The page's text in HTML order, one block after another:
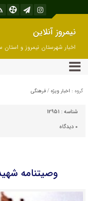
نیمروز آنلاین
اخبار شهرستان نیمروز و
بلوچستان
گروه : اخبار ویژه / فرهنگی
شناسه : 12951
۰ دیدگاه
وصیتنامه